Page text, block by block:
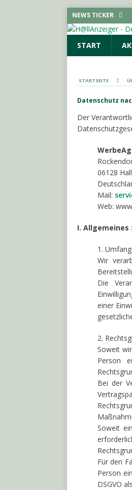
NEWS TICKER
START
STARTSEITE
Datenschutz
Der
06128
Mail:
Web:
I.
1.
Wir
Die
einer
2.
Soweit
Person
Bei der
Soweit
Für den
Person
DSGVO